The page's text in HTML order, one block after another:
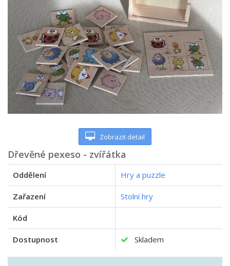
Zobrazit detail
Dřevěné pexeso - zvířátka
Oddělení Hry a puzzle
Zařazení Stolní hry
Kód
Dostupnost Skladem